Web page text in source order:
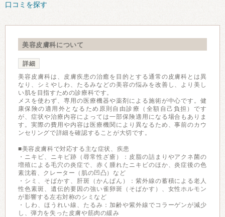
口コミを探す
美容皮膚科について
詳細
美容皮膚科は、皮膚疾患の治癒を目的とする通常の皮膚科とは異
なり、シミやしわ、たるみなどの美容の悩みを改善し、より美し
い肌を目指すための診療科です。
メスを使わず、専用の医療機器や薬剤による施術が中心です。健
康保険の適用外となるため原則自由診療（全額自己負担）です
が、症状や治療内容によっては一部保険適用になる場合もありま
す。実際の費用や内容は医療機関により異なるため、事前のカウ
ンセリングで詳細を確認することが大切です。
■美容皮膚科で対応する主な症状、疾患
・ニキビ、ニキビ跡（尋常性ざ瘡）：皮脂の詰まりやアクネ菌の
増殖による毛穴の炎症で、赤く腫れたニキビのほか、炎症後の色
素沈着、クレーター（肌の凹凸）など
・シミ、そばかす、肝斑（かんぱん）：紫外線の蓄積による老人
性色素斑、遺伝的要因の強い雀卵斑（そばかす）、女性ホルモン
が影響する左右対称のシミなど
・しわ、ほうれい線、たるみ：加齢や紫外線でコラーゲンが減少
し、弾力を失った皮膚や筋肉の緩み